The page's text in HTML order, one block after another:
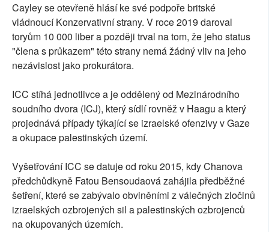
Cayley se otevřeně hlásí ke své podpoře britské
vládnoucí Konzervativní strany. V roce 2019 daroval
toryům 10 000 liber a později trval na tom, že jeho status
"člena s průkazem" této strany nemá žádný vliv na jeho
nezávislost jako prokurátora.
ICC stíhá jednotlivce a je oddělený od Mezinárodního
soudního dvora (ICJ), který sídlí rovněž v Haagu a který
projednává případy týkající se izraelské ofenzivy v Gaze
a okupace palestinských území.
Vyšetřování ICC se datuje od roku 2015, kdy Chanova
předchůdkyně Fatou Bensoudaová zahájila předběžné
šetření, které se zabývalo obviněními z válečných zločinů
izraelských ozbrojených sil a palestinských ozbrojenců
na okupovaných územích.